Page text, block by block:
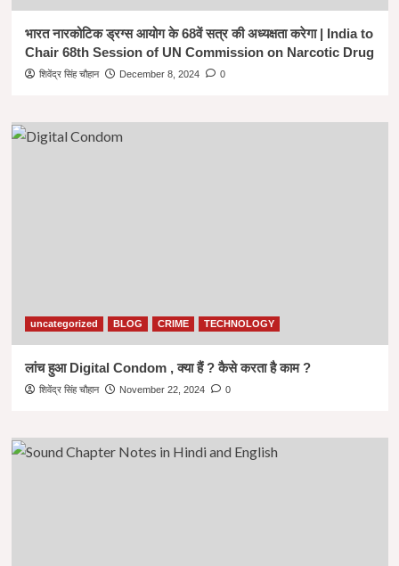
भारत नारकोटिक ड्रग्स आयोग के 68वें सत्र की अध्यक्षता करेगा | India to
Chair 68th Session of UN Commission on Narcotic Drug
शिवेंद्र सिंह चौहान December 8, 2024 0
uncategorized BLOG CRIME TECHNOLOGY
लांच हुआ Digital Condom , क्या हैं ? कैसे करता है काम ?
शिवेंद्र सिंह चौहान November 22, 2024 0